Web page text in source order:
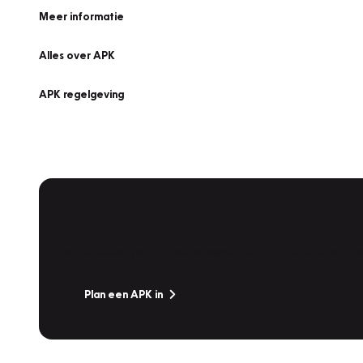
Meer informatie
Alles over APK
APK regelgeving
Plan een APK in